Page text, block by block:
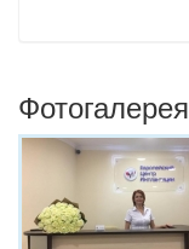
Фотогалерея